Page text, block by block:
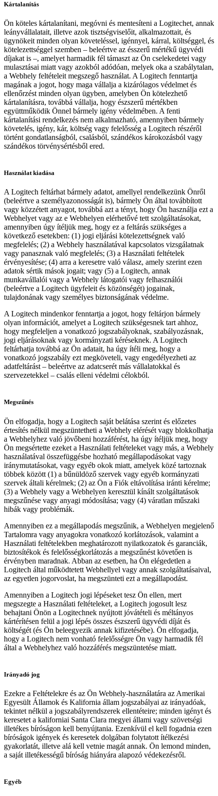
Kártalanítás
Ön köteles kártalanítani, megóvni és mentesíteni a Logitechet, annak
leányvállalatait, illetve azok tisztségviselőit, alkalmazottait, és
ügynökeit minden olyan követeléssel, igénnyel, kárral, költséggel, és
kötelezettséggel szemben – beleértve az ésszerű mértékű ügyvédi
díjakat is –, amelyet harmadik fél támaszt az Ön cselekedetei vagy
mulasztásai miatt vagy azokból adódóan, melyek oka a szabálytalan,
a Webhely feltételeit megszegő használat. A Logitech fenntartja
magának a jogot, hogy maga vállalja a kizárólagos védelmet és
ellenőrzést minden olyan ügyben, amelyben Ön kötelezhető
kártalanításra, továbbá vállalja, hogy észszerű mértékben
együttműködik Önnel bármely igény védelmében. A fenti
kártalanítási rendelkezés nem alkalmazható, amennyiben bármely
követelés, igény, kár, költség vagy felelősség a Logitech részéről
történt gondatlanságból, csalásból, szándékos károkozásból vagy
szándékos törvénysértésből ered.
Használat kiadása
A Logitech feltárhat bármely adatot, amellyel rendelkezünk Önről
(beleértve a személyazonosságát is), bármely Ön által továbbított
vagy közzétett anyagot, továbbá azt a tényt, hogy Ön használja ezt a
Webhelyet vagy az e Webhelyen elérhetővé tett szolgáltatásokat,
amennyiben úgy ítéljük meg, hogy ez a feltárás szükséges a
következő esetekben: (1) jogi eljárási kötelezettségnek való
megfelelés; (2) a Webhely használatával kapcsolatos vizsgálatnak
vagy panasznak való megfelelés; (3) a Használati feltételek
érvényesítése; (4) arra a keresetre való válasz, amely szerint ezen
adatok sértik mások jogait; vagy (5) a Logitech, annak
munkavállalói vagy a Webhely látogatói vagy felhasználói
(beleértve a Logitech ügyfeleit és közönségét) jogainak,
tulajdonának vagy személyes biztonságának védelme.
A Logitech mindenkor fenntartja a jogot, hogy feltárjon bármely
olyan információt, amelyet a Logitech szükségesnek tart ahhoz,
hogy megfeleljen a vonatkozó jogszabályoknak, szabályozásnak,
jogi eljárásoknak vagy kormányzati kéréseknek. A Logitech
feltárhatja továbbá az Ön adatait, ha úgy ítéli meg, hogy a
vonatkozó jogszabály ezt megköveteli, vagy engedélyezheti az
adatfeltárást – beleértve az adatcserét más vállalatokkal és
szervezetekkel – csalás elleni védelmi célokból.
Megszűnés
Ön elfogadja, hogy a Logitech saját belátása szerint és előzetes
értesítés nélkül megszüntetheti a Webhely elérését vagy blokkolhatja
a Webhelyhez való jövőbeni hozzáférést, ha úgy ítéljük meg, hogy
Ön megsértette ezeket a Használati feltételeket vagy más, a Webhely
használatával összefüggésbe hozható megállapodásokat vagy
iránymutatásokat, vagy egyéb okok miatt, amelyek közé tartoznak
többek között (1) a bűnüldöző szervek vagy egyéb kormányzati
szervek általi kérelmek; (2) az Ön a Fiók eltávolítása iránti kérelme;
(3) a Webhely vagy a Webhelyen keresztül kínált szolgáltatások
megszűnése vagy anyagi módosítása; vagy (4) váratlan műszaki
hibák vagy problémák.
Amennyiben ez a megállapodás megszűnik, a Webhelyen megjelenő
Tartalomra vagy anyagokra vonatkozó korlátozások, valamint a
Használati feltételekben meghatározott nyilatkozatok és garanciák,
biztosítékok és felelősségkorlátozás a megszűnést követően is
érvényben maradnak. Abban az esetben, ha Ön elégedetlen a
Logitech által működtetett Webhellyel vagy annak szolgáltatásaival,
az egyetlen jogorvoslat, ha megszünteti ezt a megállapodást.
Amennyiben a Logitech jogi lépéseket tesz Ön ellen, mert
megszegte a Használati feltételeket, a Logitech jogosult lesz
behajtani Önön a Logitechnek nyújtott jóvátételi és méltányos
kártérítésen felül a jogi lépés összes észszerű ügyvédi díját és
költségét (és Ön beleegyezik annak kifizetésébe). Ön elfogadja,
hogy a Logitech nem vonható felelősségre Ön vagy harmadik fél
által a Webhelyhez való hozzáférés megszüntetése miatt.
Irányadó jog
Ezekre a Feltételekre és az Ön Webhely-használatára az Amerikai
Egyesült Államok és Kalifornia állam jogszabályai az irányadóak,
tekintet nélkül a jogszabályrendszerek ellentéteire; minden igényt és
keresetet a kaliforniai Santa Clara megyei állami vagy szövetségi
illetékes bíróságon kell benyújtania. Ezenkívül el kell fogadnia ezen
bíróságok igények és keresetek dolgában folytatott ítélkezési
gyakorlatát, illetve alá kell vetnie magát annak. Ön lemond minden,
a saját illetékességű bíróság hiányára alapozó védekezésről.
Egyéb